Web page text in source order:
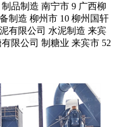
品制造 南宁市 9 广西柳
制造 柳州市 10 柳州国轩
有限公司 水泥制造 来宾
限公司 制糖业 来宾市 52